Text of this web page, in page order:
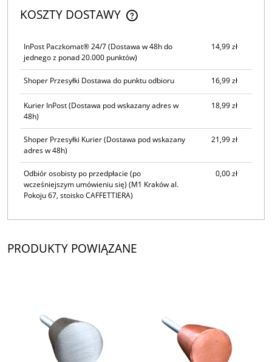
KOSZTY DOSTAWY
CENA NIE ZAWIERA EWENTUALNYCH KOSZTÓW PŁATNOŚCI
InPost Paczkomat® 24/7(Dostawa w 48h do
jednego z ponad 20.000 punktów)
14,99 zł
Shoper Przesyłki Dostawa do punktu odbioru 16,99 zł
Kurier InPost(Dostawa pod wskazany adres w
48h)
18,99 zł
Shoper Przesyłki Kurier(Dostawa pod wskazany
adres w 48h)
21,99 zł
Odbiór osobisty po przedpłacie (po
wcześniejszym umówieniu się) (M1 Kraków al.
Pokoju 67, stoisko CAFFETTIERA)
0,00 zł
PRODUKTY POWIĄZANE